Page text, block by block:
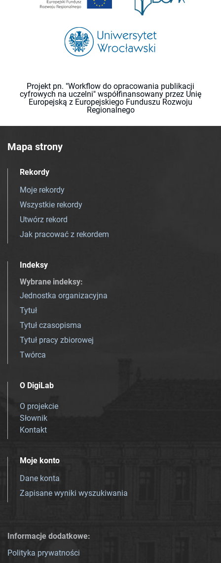
Projekt pn. "Workflow do opracowania publikacji
cyfrowych na uczelni" współfinansowany przez Unię
Europejską z Europejskiego Funduszu Rozwoju
Regionalnego
Mapa strony
Rekordy
Moje rekordy
Wszystkie rekordy
Utwórz rekord
Jak pracować z rekordem
Indeksy
Wybrane indeksy:
Jednostka organizacyjna
Tytuł
Tytuł czasopisma
Tytuł pracy zbiorowej
Twórca
O DigiLab
O projekcie
Słownik
Kontakt
Moje konto
Dane konta
Zapisane wyniki wyszukiwania
Informacje dodatkowe:
Polityka prywatności